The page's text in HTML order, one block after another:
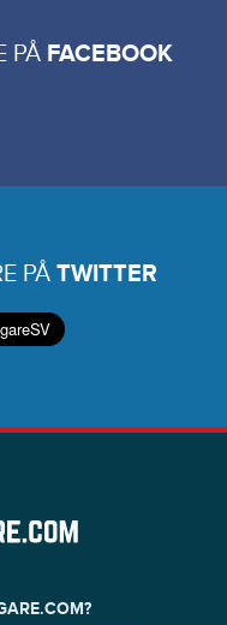
PÅ FACEBOOK
PÅ TWITTER